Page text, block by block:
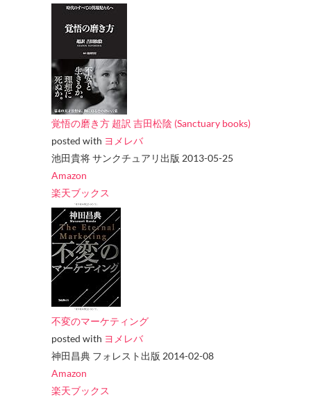
覚悟の磨き方 超訳 吉田松陰 (Sanctuary books)
posted with ヨメレバ
池田貴将 サンクチュアリ出版 2013-05-25
Amazon
楽天ブックス
不変のマーケティング
posted with ヨメレバ
神田昌典 フォレスト出版 2014-02-08
Amazon
楽天ブックス